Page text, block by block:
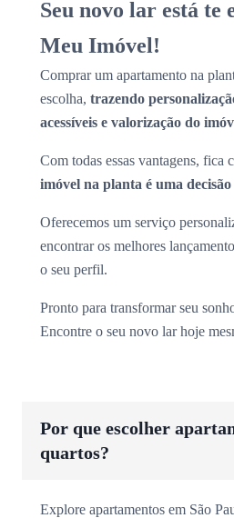
Seu novo lar está te
Meu Imóvel!
Comprar um apartamento na
escolha, trazendo
acessíveis e valorização do
Com todas essas vantagens, fica
imóvel na planta é uma
Oferecemos um serviço
encontrar os melhores
o seu perfil.
Pronto para transformar seu
Encontre o seu novo lar hoje
Por que escolher
quartos?
Explore apartamentos em São